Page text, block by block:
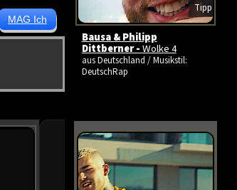
Tipp
Bausa & Philipp
Dittberner -Wolke 4
aus Deutschland / Musikstil:
DeutschRap